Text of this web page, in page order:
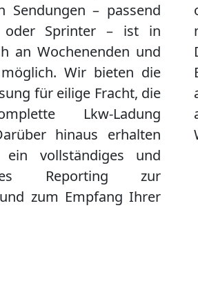
Sendungen – passend
oder Sprinter – ist in
an Wochenenden und
möglich. Wir bieten die
für eilige Fracht, die
Lkw-Ladung
hinaus erhalten
vollständiges und
Reporting zur
zum Empfang Ihrer